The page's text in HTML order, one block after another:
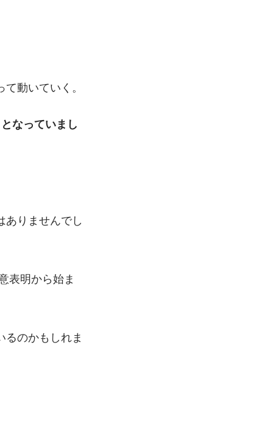
動いていく。
なっていまし
ありませんでし
表明から始ま
のかもしれま